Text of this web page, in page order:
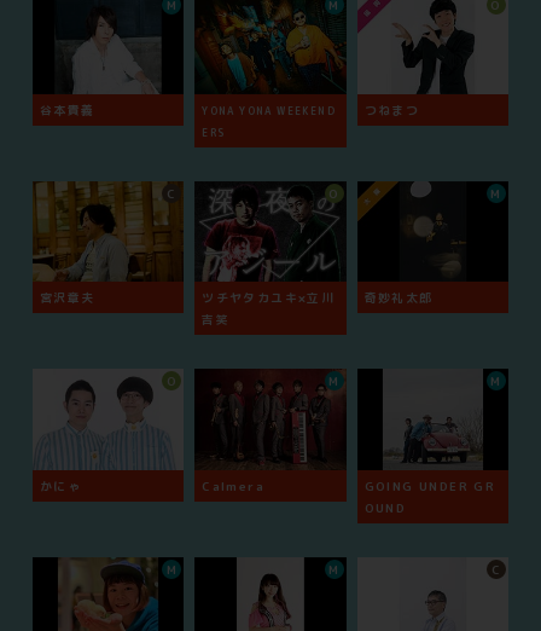
谷本貴義
M
YONA YONA WEEKEND
ERS
M
つねまつ
O
宮沢章夫
C
ツチヤタカユキ×立川
吉笑
O
奇妙礼太郎
M
かにゃ
O
Calmera
M
GOING UNDER GR
OUND
M
M M C